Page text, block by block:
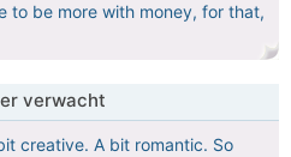
to be more with money, for that,
verwacht
creative. A bit romantic. So